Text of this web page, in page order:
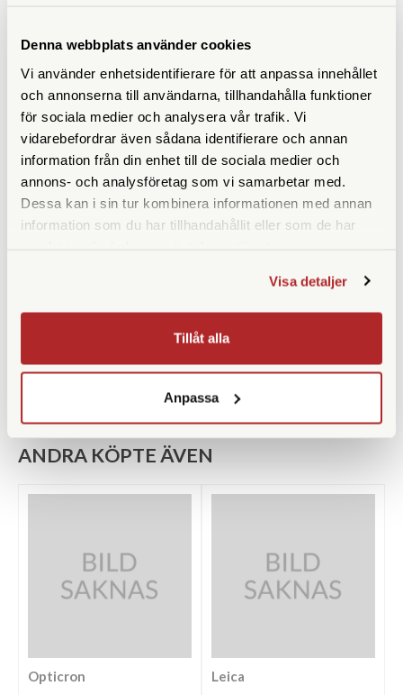
Denna webbplats använder cookies
Vi använder enhetsidentifierare för att anpassa innehållet
och annonserna till användarna, tillhandahålla funktioner
för sociala medier och analysera vår trafik. Vi
vidarebefordrar även sådana identifierare och annan
information från din enhet till de sociala medier och
annons- och analysföretag som vi samarbetar med.
Dessa kan i sin tur kombinera informationen med annan
information som du har tillhandahållit eller som de har
Visa detaljer
Tillåt alla
Anpassa
SPECIFIKATIONER
Yttermått (cm) 26 x 16 x 5,5
Innermått (cm) 23 x 5 x 15
Vikt (g) 170
ANDRA KÖPTE ÄVEN
Opticron Leica